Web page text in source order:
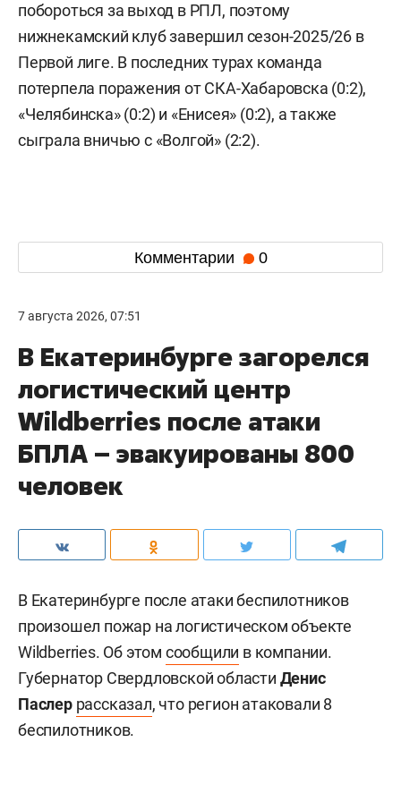
побороться за выход в РПЛ, поэтому
нижнекамский клуб завершил сезон-2025/26 в
Первой лиге. В последних турах команда
потерпела поражения от СКА-Хабаровска (0:2),
«Челябинска» (0:2) и «Енисея» (0:2), а также
сыграла вничью с «Волгой» (2:2).
Комментарии 0
7 августа 2026, 07:51
В Екатеринбурге загорелся
логистический центр
Wildberries после атаки
БПЛА – эвакуированы 800
человек
В Екатеринбурге после атаки беспилотников
произошел пожар на логистическом объекте
Wildberries. Об этом сообщили в компании.
Губернатор Свердловской области Денис
Паслер рассказал, что регион атаковали 8
беспилотников.